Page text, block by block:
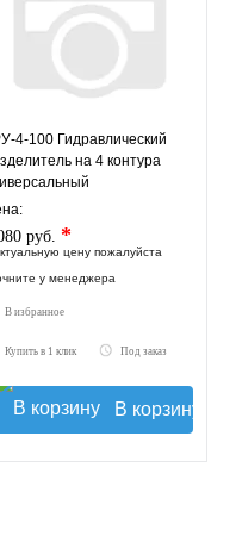
4-100 Гидравлический
на 4 контура
руб. *
цену пожалуйста
у менеджера
В избранное
Купить в 1 клик Под заказ
В корзину